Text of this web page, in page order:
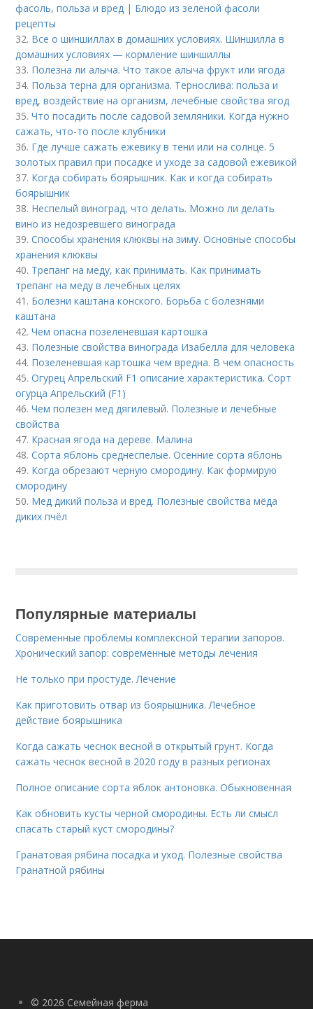
фасоль, польза и вред | Блюдо из зеленой фасоли
рецепты
32. Все о шиншиллах в домашних условиях. Шиншилла в
домашних условиях — кормление шиншиллы
33. Полезна ли алыча. Что такое алыча фрукт или ягода
34. Польза терна для организма. Тернослива: польза и
вред, воздействие на организм, лечебные свойства ягод
35.Что посадить после садовой земляники. Когда нужно
сажать, что-то после клубники
36. Где лучше сажать ежевику в тени или на солнце. 5
золотых правил при посадке и уходе за садовой ежевикой
37. Когда собирать боярышник. Как и когда собирать
боярышник
38. Неспелый виноград, что делать. Можно ли делать
вино из недозревшего винограда
39.Способы хранения клюквы на зиму. Основные способы
хранения клюквы
40. Трепанг на меду, как принимать. Как принимать
трепанг на меду в лечебных целях
41. Болезни каштана конского. Борьба с болезнями
каштана
42.Чем опасна позеленевшая картошка
43. Полезные свойства винограда Изабелла для человека
44. Позеленевшая картошка чем вредна. В чем опасность
45.Огурец Апрельский F1 описание характеристика. Сорт
огурца Апрельский (F1)
46.Чем полезен мед дягилевый. Полезные и лечебные
свойства
47. Красная ягода на дереве. Малина
48.Сорта яблонь среднеспелые. Осенние сорта яблонь
49. Когда обрезают черную смородину. Как формирую
смородину
50. Мед дикий польза и вред. Полезные свойства мёда
диких пчёл
Популярные материалы
Современные проблемы комплексной терапии запоров.
Хронический запор: современные методы лечения
Не только при простуде. Лечение
Как приготовить отвар из боярышника. Лечебное
действие боярышника
Когда сажать чеснок весной в открытый грунт. Когда
сажать чеснок весной в 2020 году в разных регионах
Полное описание сорта яблок антоновка. Обыкновенная
Как обновить кусты черной смородины. Есть ли смысл
спасать старый куст смородины?
Гранатовая рябина посадка и уход. Полезные свойства
Гранатной рябины
© 2026 Семейная ферма